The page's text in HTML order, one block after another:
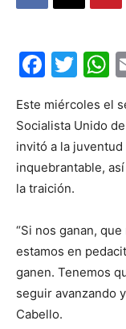
Este miércoles el
Socialista Unido
invitó a la
inquebrantable,
la traición.
“Si nos ganan,
estamos en
ganen. Tenemos
seguir avanzando
Cabello.